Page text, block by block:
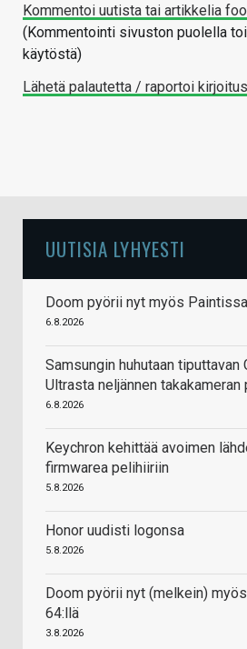
Kommentoi uutista tai artikkelia
(Kommentointi sivuston puolella
käytöstä)
Lähetä palautetta / raportoi
UUTISIA LYHYESTI
Doom pyörii nyt myös Paintissa
6.8.2026
Samsungin huhutaan tiputtavan
Ultrasta neljännen takakameran
6.8.2026
Keychron kehittää avoimen
firmwarea pelihiiriin
5.8.2026
Honor uudisti logonsa
5.8.2026
Doom pyörii nyt (melkein)
64:llä
3.8.2026